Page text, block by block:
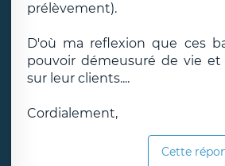
prélèvement).
D'où ma reflexion que ces
pouvoir démeusuré de vie
sur leur clients....
Cordialement,
Cette